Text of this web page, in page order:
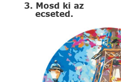
3. Mosd ki az
ecseted.